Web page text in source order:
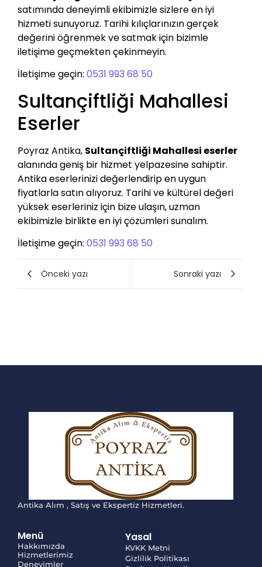
satımında deneyimli ekibimizle sizlere en iyi
hizmeti sunuyoruz. Tarihi kılıçlarınızın gerçek
değerini öğrenmek ve satmak için bizimle
iletişime geçmekten çekinmeyin.
İletişime geçin: 0531 993 68 50
Sultançiftliği Mahallesi
Eserler
Poyraz Antika, Sultançiftliği Mahallesi eserler
alanında geniş bir hizmet yelpazesine sahiptir.
Antika eserlerinizi değerlendirip en uygun
fiyatlarla satın alıyoruz. Tarihi ve kültürel değeri
yüksek eserleriniz için bize ulaşın, uzman
ekibimizle birlikte en iyi çözümleri sunalım.
İletişime geçin: 0531 993 68 50
Önceki yazı Sonraki yazı
Antika Alım , Satış ve Ekspertiz Hizmetleri.
Menü
Hakkımızda
Hizmetlerimiz
Deneyimler
Yasal
KVKK Metni
Gizlilik Politikası